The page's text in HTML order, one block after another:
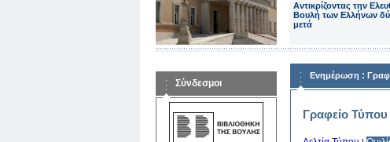
Αντικρίζοντας την
Βουλή των Ελλήνων
μετά
Σύνδεσμοι
Ενημέρωση :
Γραφείο Τύπου